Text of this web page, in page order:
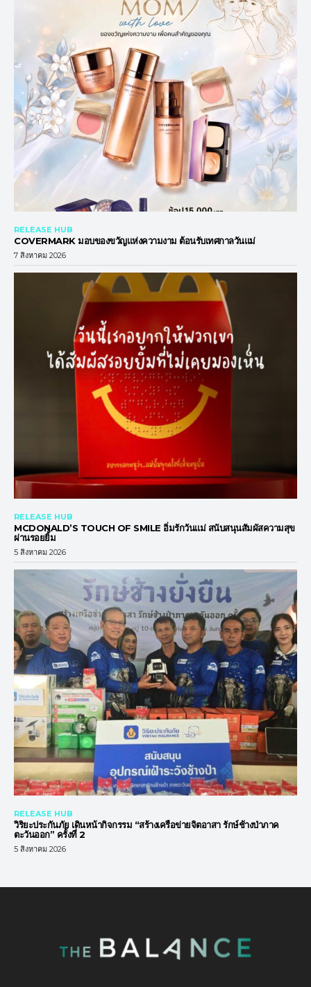
RELEASE HUB
COVERMARK มอบของขวัญแห่งความงาม ต้อนรับเทศกาลวันแม่
7 สิงหาคม 2026
RELEASE HUB
MCDONALD’S TOUCH OF SMILE อิ่มรักวันแม่ สนับสนุนสัมผัสความสุข
ผ่านรอยยิ้ม
5 สิงหาคม 2026
RELEASE HUB
วิริยะประกันภัย เดินหน้ากิจกรรม “สร้างเครือข่ายจิตอาสา รักษ์ช้างป่าภาค
ตะวันออก” ครั้งที่ 2
5 สิงหาคม 2026